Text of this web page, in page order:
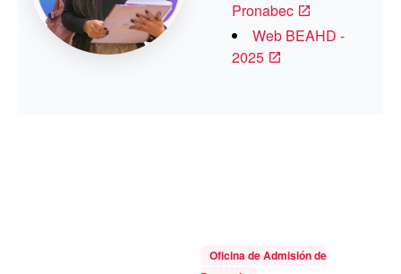
Pronabec
Web BEAHD -
2025
Oficina de Admisión de